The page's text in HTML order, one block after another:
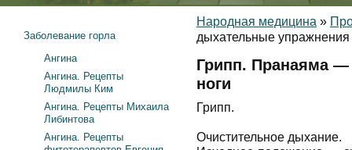
Народная медицина »
дыхательные упражнения
Грипп. Пранаяма
ноги
Грипп.
Очистительное дыхание.
Заболевание горла
Ангина
Ангина. Рецепты
Людмилы Ким
Ангина. Рецепты Михаила
Либинтова
Ангина. Рецепты